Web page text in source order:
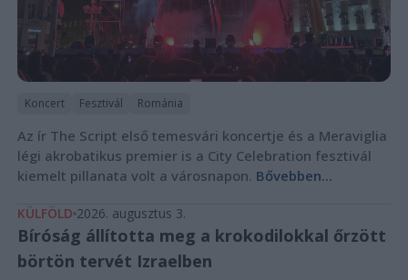
Koncert Fesztivál Románia
Az ír The Script első temesvári koncertje és a Meraviglia
légi akrobatikus premier is a City Celebration fesztivál
kiemelt pillanata volt a városnapon. Bővebben...
KÜLFÖLD 2026. augusztus 3.
Bíróság állította meg a krokodilokkal őrzött
börtön tervét Izraelben